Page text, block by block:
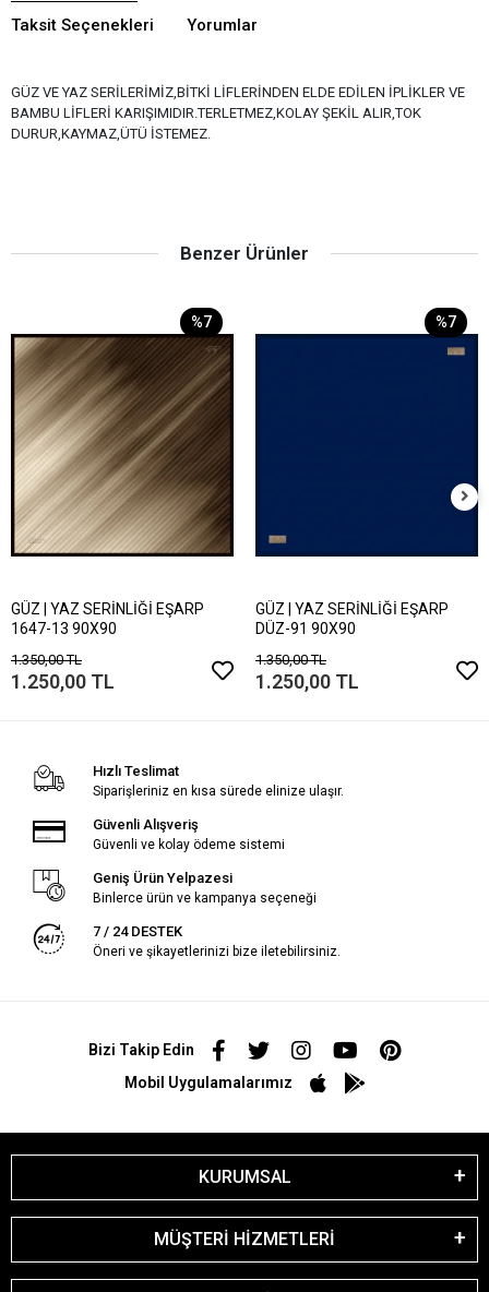
Taksit Seçenekleri Yorumlar
GÜZ VE YAZ SERİLERİMİZ,BİTKİ LİFLERİNDEN ELDE EDİLEN İPLİKLER VE
BAMBU LİFLERİ KARIŞIMIDIR.TERLETMEZ,KOLAY ŞEKİL ALIR,TOK
DURUR,KAYMAZ,ÜTÜ İSTEMEZ.
Benzer Ürünler
%7
GÜZ | YAZ SERİNLİĞİ EŞARP
1647-13 90X90
1.350,00 TL
1.250,00 TL
%7
GÜZ | YAZ SERİNLİĞİ EŞARP
DÜZ-91 90X90
1.350,00 TL
1.250,00 TL
Hızlı Teslimat
Siparişleriniz en kısa sürede elinize ulaşır.
Güvenli Alışveriş
Güvenli ve kolay ödeme sistemi
Geniş Ürün Yelpazesi
Binlerce ürün ve kampanya seçeneği
7 / 24 DESTEK
Öneri ve şikayetlerinizi bize iletebilirsiniz.
Bizi Takip Edin
Mobil Uygulamalarımız
KURUMSAL
MÜŞTERİ HİZMETLERİ